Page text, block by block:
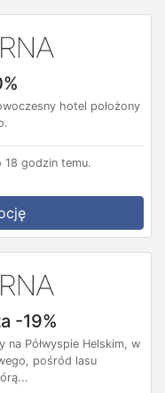
hotel położony
18 godzin temu.
-19%
na Półwyspie Helskim, w
pośród lasu